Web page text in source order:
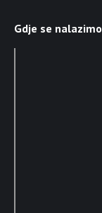
Gdje se nalazimo